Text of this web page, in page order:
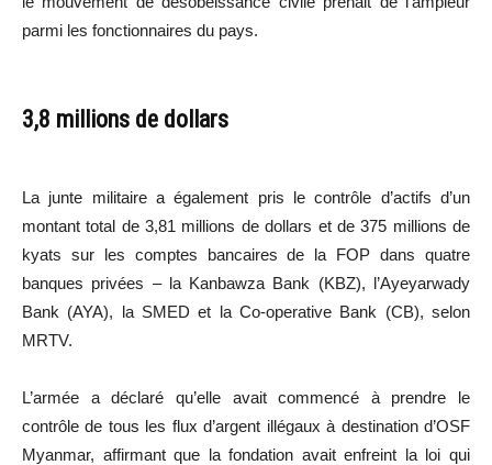
parmi les fonctionnaires du pays.
3,8 millions de dollars
La junte militaire a également pris le contrôle d’actifs d’un
montant total de 3,81 millions de dollars et de 375 millions de
kyats sur les comptes bancaires de la FOP dans quatre
banques privées – la Kanbawza Bank (KBZ), l’Ayeyarwady
Bank (AYA), la SMED et la Co-operative Bank (CB), selon
MRTV.
L’armée a déclaré qu’elle avait commencé à prendre le
contrôle de tous les flux d’argent illégaux à destination d’OSF
Myanmar, affirmant que la fondation avait enfreint la loi qui